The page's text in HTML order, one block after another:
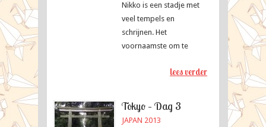
Nikko is een stadje met
veel tempels en
schrijnen. Het
voornaamste om te
lees verder
Tokyo – Dag 3
JAPAN 2013